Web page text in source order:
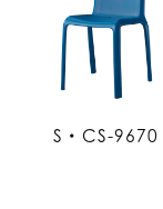
S・CS-9670